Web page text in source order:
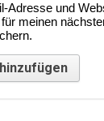
Adresse und
meinen